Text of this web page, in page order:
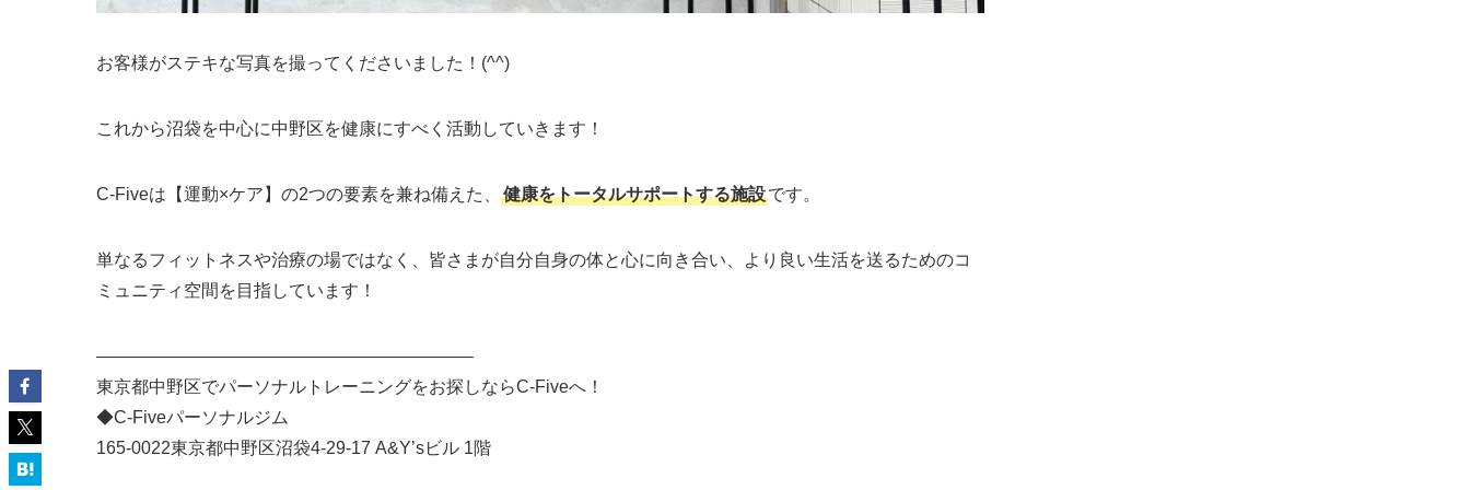
お客様がステキな写真を撮ってくださいました！(^^)
これから沼袋を中心に中野区を健康にすべく活動していきます！
C-Fiveは【運動×ケア】の2つの要素を兼ね備えた、 健康をトータルサポートする施設です。
単なるフィットネスや治療の場ではなく、皆さまが自分自身の体と心に向き合い、より良い生活を送るためのコ
ミュニティ空間を目指しています！
—————————————————————–
東京都中野区でパーソナルトレーニングをお探しならC-Fiveへ！
◆C-Fiveパーソナルジム
165-0022東京都中野区沼袋4-29-17 A&Y’sビル 1階